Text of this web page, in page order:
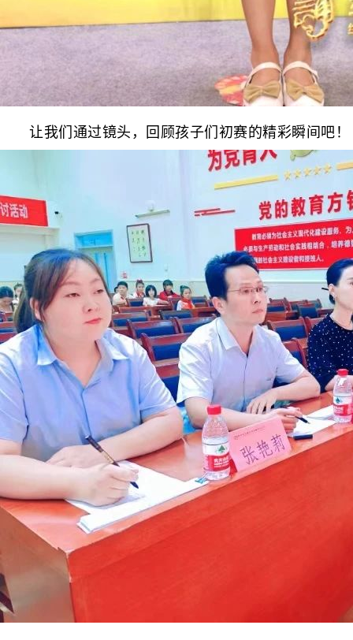
让我们通过镜头，回顾孩子们初赛的精彩瞬间吧！